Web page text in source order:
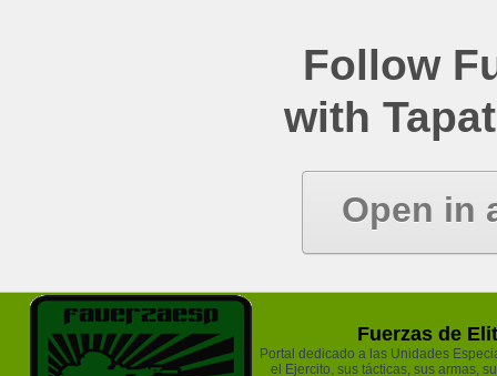
Follow
with
Open in
Fuerzas de
Portal dedicado a las Unidades
el Ejercito, sus tácticas, sus armas,